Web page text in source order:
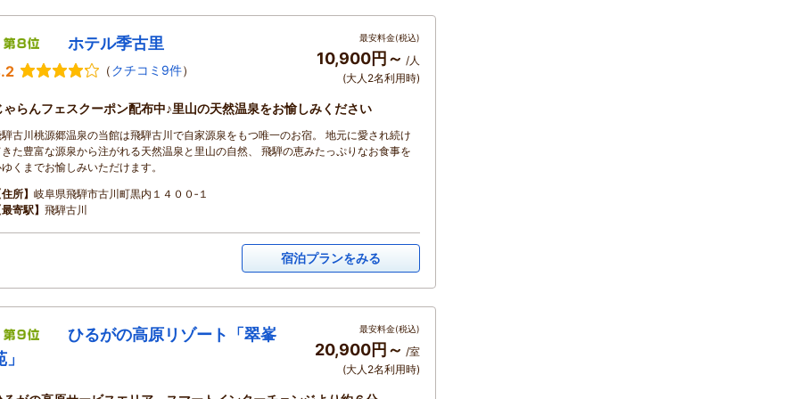
ホテル季古里
（クチコミ9件）
最安料金(税込)
10,900円～ /人
(大人2名利用時)
ゃらんフェスクーポン配布中♪里山の天然温泉をお愉しみください
古川桃源郷温泉の当館は飛騨古川で自家源泉をもつ唯一のお宿。 地元に愛され続け
た豊富な源泉から注がれる天然温泉と里山の自然、 飛騨の恵みたっぷりなお食事を
くまでお愉しみいただけます。
所】 岐阜県飛騨市古川町黒内１４００‐１
寄駅】 飛騨古川
宿泊プランをみる
ひるがの高原リゾート「翠峯
最安料金(税込)
20,900円～ /室
(大人2名利用時)